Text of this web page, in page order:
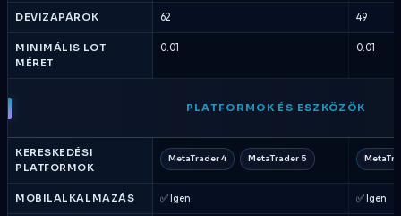
DEVIZAPÁROK 62 49
MINIMÁLIS LOT
MÉRET
0.01 0.01
PLATFORMOK ÉS ESZKÖZÖK
KERESKEDÉSI
PLATFORMOK
MetaTrader 4 MetaTrader 5
MOBILALKALMAZÁS ✅ Igen ✅ Igen